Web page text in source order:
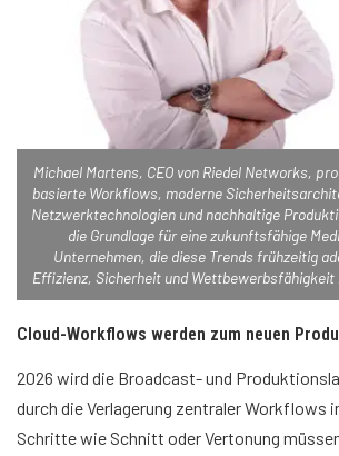
Michael Martens, CEO von Riedel Networks,
basierte Workflows, moderne
Netzwerktechnologien und nachhaltige
die Grundlage für eine zukunftsfähige
Unternehmen, die diese Trends frühzeitig
Effizienz, Sicherheit und
Cloud-Workflows werden zum neuen
2026 wird die Broadcast- und
durch die Verlagerung zentraler Workflows
Schritte wie Schnitt oder Vertonung